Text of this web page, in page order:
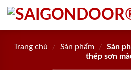
Skip
content
Trang chủ / Sản phẩm /
Sản
thép sơn